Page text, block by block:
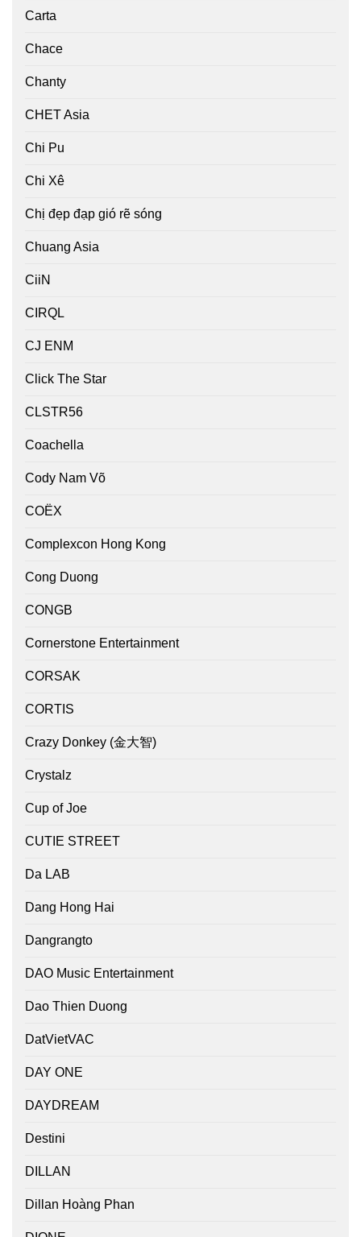
Carta
Chace
Chanty
CHET Asia
Chi Pu
Chi Xê
Chị đẹp đạp gió rẽ sóng
Chuang Asia
CiiN
CIRQL
CJ ENM
Click The Star
CLSTR56
Coachella
Cody Nam Võ
COËX
Complexcon Hong Kong
Cong Duong
CONGB
Cornerstone Entertainment
CORSAK
CORTIS
Crazy Donkey (金大智)
Crystalz
Cup of Joe
CUTIE STREET
Da LAB
Dang Hong Hai
Dangrangto
DAO Music Entertainment
Dao Thien Duong
DatVietVAC
DAY ONE
DAYDREAM
Destini
DILLAN
Dillan Hoàng Phan